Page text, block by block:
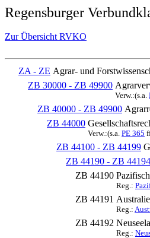
Regensburger
Zur Übersicht RVKO
ZA - ZE Agrar- und
ZB 30000 - ZB 49900
Verw.:(s.a.
ZB 40000 - ZB 49900
ZB 44000
Verw.:(s.a. PE 365
ZB 44100 - ZB 44199
ZB 44190 - ZB 44194
ZB 44190
Reg.:
ZB 44191
Reg.:
ZB 44192
Reg.: